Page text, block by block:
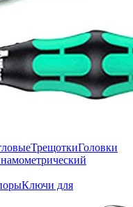
ТрещоткиГоловки
Ключи для